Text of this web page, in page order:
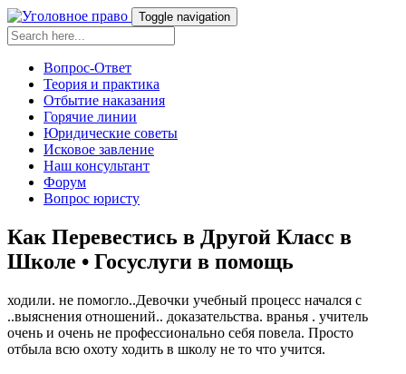
Toggle navigation
Вопрос-Ответ
Теория и практика
Отбытие наказания
Горячие линии
Юридические советы
Исковое завление
Наш консультант
Форум
Вопрос юристу
Как Перевестись в Другой Класс в
Школе • Госуслуги в помощь
ходили. не помогло..Девочки учебный процесс начался с
..выяснения отношений.. доказательства. вранья . учитель
очень и очень не профессионально себя повела. Просто
отбыла всю охоту ходить в школу не то что учится.